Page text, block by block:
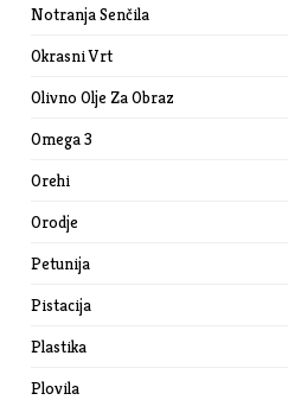
Notranja Senčila
Okrasni Vrt
Olivno Olje Za Obraz
Omega 3
Orehi
Orodje
Petunija
Pistacija
Plastika
Plovila